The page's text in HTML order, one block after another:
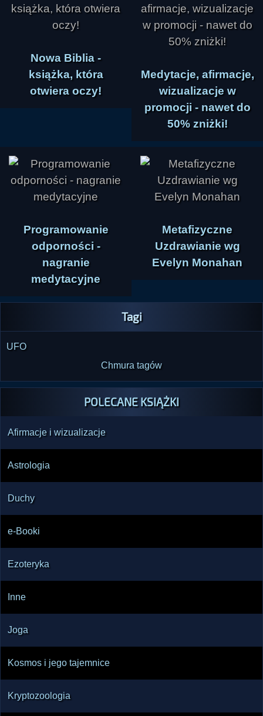
Nowa Biblia -
książka, która
otwiera oczy!
Medytacje, afirmacje,
wizualizacje w
promocji - nawet do
50% zniżki!
Programowanie
odporności -
nagranie
medytacyjne
Metafizyczne
Uzdrawianie wg
Evelyn Monahan
Tagi
UFO
Chmura tagów
POLECANE KSIĄŻKI
Afirmacje i wizualizacje
Astrologia
Duchy
e-Booki
Ezoteryka
Inne
Joga
Kosmos i jego tajemnice
Kryptozoologia